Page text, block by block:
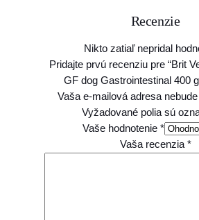
g
k
o
n
z
e
v
Recenzie
Nikto zatiaľ nepridal
Pridajte prvú recenziu pre “Brit
GF dog Gastrointestinal 400
Vaša e-mailová adresa
Vyžadované polia sú
Vaše hodnotenie *
Vaša recenzia *